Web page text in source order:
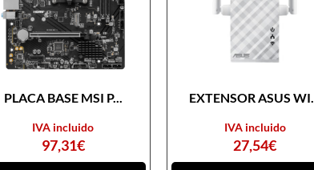
PLACA BASE MSI P...
97,31€
IVA incluido
EXTENSOR ASUS WI...
27,54€
IVA incluido